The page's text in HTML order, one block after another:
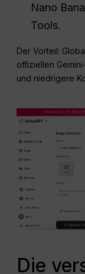
Nano
Tools.
Der Vorteil:
offiziellen
und niedrigere
Die